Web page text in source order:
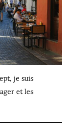
je suis
et les